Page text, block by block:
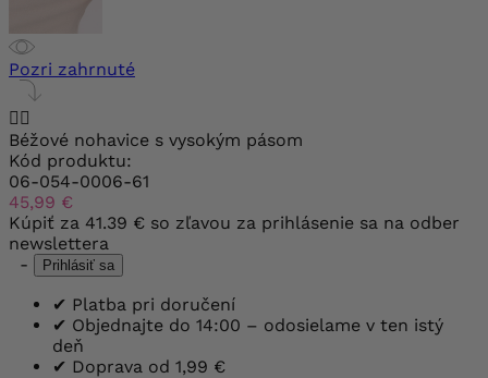
Pozri zahrnuté

Béžové nohavice s vysokým pásom
Kód produktu:
06-054-0006-61
45,99 €
Kúpiť za 41.39 € so zľavou za prihlásenie sa na odber
newslettera
-
Prihlásiť sa
✔ Platba pri doručení
✔ Objednajte do 14:00 – odosielame v ten istý
deň
✔ Doprava od 1,99 €